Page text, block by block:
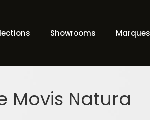
Showrooms Marques
Movis Natura